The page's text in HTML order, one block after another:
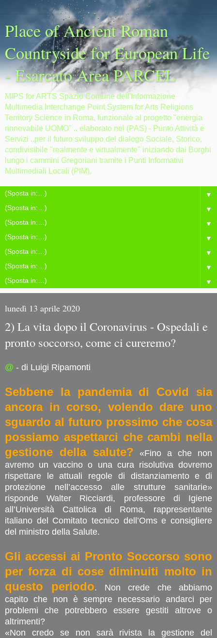
Place of Ancient Roman
Countryside for European Life
- Esarcato Area PARCEL
MIPS for ARTS Spazio Comune dell'Informazione
Multimedia Interchange Point System for Arts Religions
Territory Science in Roma, funzionale al progetto "energia
rinnovabile UOMO" .. elaborato nel (PAS) - Punto Attività e
Servizi ..per il futuro sviluppo del dialogo Sociale, Storico,
condivisibile "realmente e virtualmente" iniziando dai Borghi
lungo i cammini Gregoriani tramite i Punti Informativi
Multimediali Locali (PIM).
▼
▼
▼
▼
▼
▼
▼
lunedì 13 aprile 2020
2) La vita dopo il Coronavirus - Ospedali e
pronto soccorso, come ci cureremo?
@ - di Luigi Ripamonti
Sebbene la pandemia di Covid sia
ancora in corso, volendo dare uno
sguardo al futuro prossimo che cosa
possiamo aspettarci che cambi nella
gestione della salute? «Fino a che non
avremo un vaccino o una cura risolutiva dovremo
rispettare le attuali regole di distanziamento e di
protezione nell’accesso alle strutture sanitarie»
risponde Walter Ricciardi, professore di Igiene
all’Università Cattolica di Roma, rappresentante
italiano del Comitato tecnico dell’Oms e consigliere
del ministro della Salute.
Gli accessi ai Pronto Soccorso sono
per forza di cose diminuiti molto in
questo periodo. Non crede che abbiamo
capito che non è sempre necessario andarci per
problemi che potrebbero essere gestiti altrove o
altrimenti?
«Non credo se non sarà rivista la gestione del